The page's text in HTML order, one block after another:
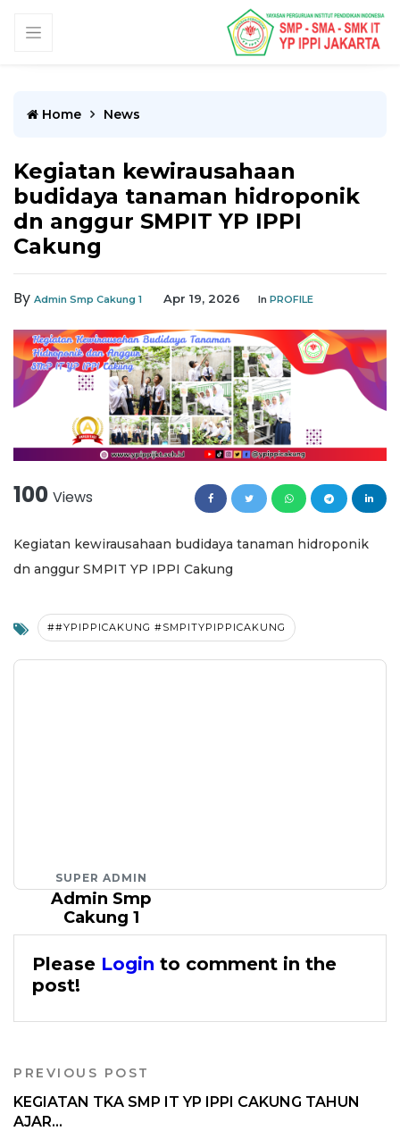
Home News
Kegiatan kewirausahaan
budidaya tanaman hidroponik
dn anggur SMPIT YP IPPI
Cakung
By Admin Smp Cakung 1 Apr 19, 2026 In PROFILE
100 Views
Kegiatan kewirausahaan budidaya tanaman hidroponik
dn anggur SMPIT YP IPPI Cakung
##YPIPPICAKUNG #SMPITYPIPPICAKUNG
SUPER ADMIN
Admin Smp
Cakung 1
Please Login to comment in the
post!
PREVIOUS POST
KEGIATAN TKA SMP IT YP IPPI CAKUNG TAHUN
AJAR...